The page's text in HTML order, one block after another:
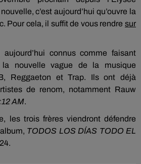
c’est aujourd’hui qu’ouvre la
Pour cela, il suffit de vous rendre sur
connus comme faisant
nouvelle vague de la musique
Reggaeton et Trap. Ils ont déjà
de renom, notamment Rauw
AM.
les trois frères viendront défendre
TODOS LOS DÍAS TODO EL